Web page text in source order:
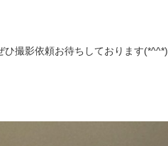
撮影依頼お待ちしております(*^^*)